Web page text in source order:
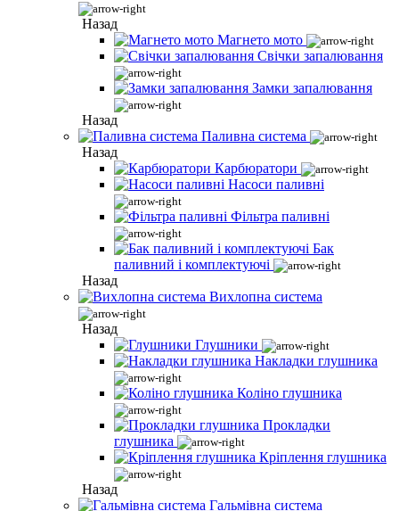
Назад
Магнето мото
Свічки запалювання
Замки запалювання
Назад
Паливна система
Назад
Карбюратори
Насоси паливні
Фільтра паливні
Бак
паливний і комплектуючі
Назад
Вихлопна система
Назад
Глушники
Накладки глушника
Коліно глушника
Прокладки
глушника
Кріплення глушника
Назад
Гальмівна система